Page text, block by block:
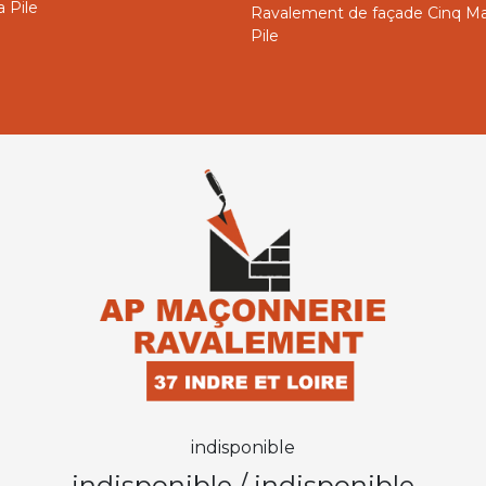
Pile
Ravalement de façade Cinq
Pile
indisponible